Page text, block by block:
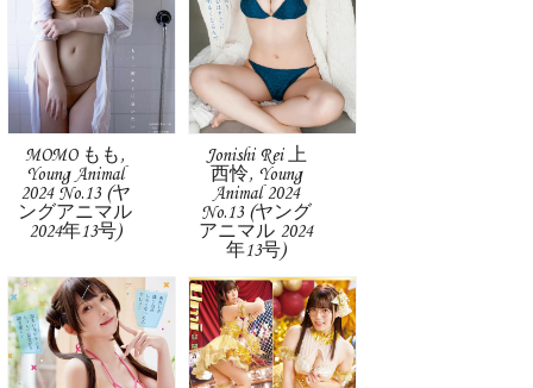
MOMO もも,
Young Animal
2024 No.13 (ヤ
ングアニマル
2024年13号)
Jonishi Rei 上
西怜, Young
Animal 2024
No.13 (ヤング
アニマル 2024
年13号)